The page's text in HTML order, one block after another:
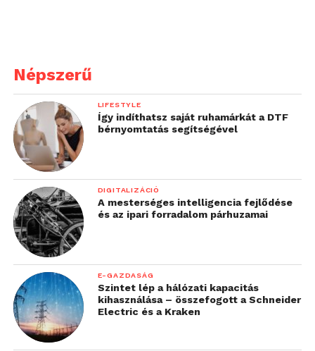
Népszerű
LIFESTYLE
Így indíthatsz saját ruhamárkát a DTF
bérnyomtatás segítségével
DIGITALIZÁCIÓ
A mesterséges intelligencia fejlődése
és az ipari forradalom párhuzamai
E-GAZDASÁG
Szintet lép a hálózati kapacitás
kihasználása – összefogott a Schneider
Electric és a Kraken